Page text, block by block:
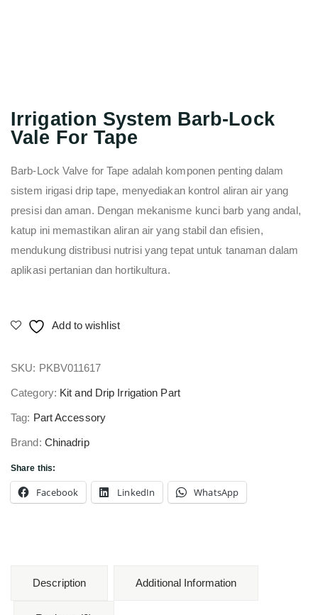
Irrigation System Barb-Lock
Vale For Tape
Barb-Lock Valve for Tape adalah komponen penting dalam
sistem irigasi drip tape, menyediakan kontrol aliran air yang
presisi dan aman. Dengan mekanisme kunci barb yang andal,
katup ini memastikan aliran air yang stabil dan efisien,
mendukung distribusi nutrisi yang tepat untuk tanaman dalam
aplikasi pertanian dan hortikultura.
Add to wishlist
SKU: PKBV011617
Category: Kit and Drip Irrigation Part
Tag: Part Accessory
Brand: Chinadrip
Share this:
Facebook LinkedIn WhatsApp
Description Additional Information